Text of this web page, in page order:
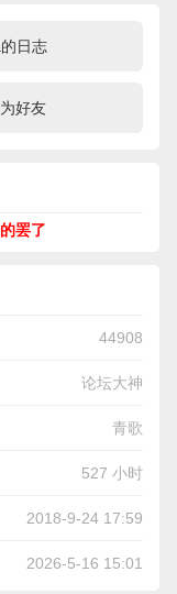
日志
好友
罢了
44908
论坛大神
青歌
527 小时
2018-9-24 17:59
2026-5-16 15:01